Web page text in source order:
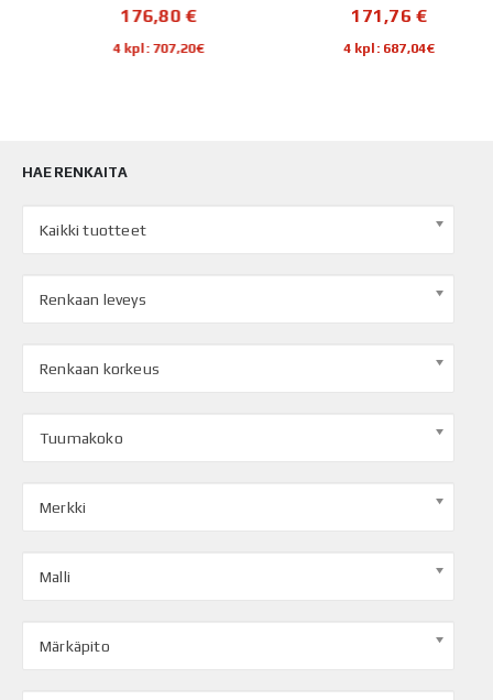
176,80€
4 kpl: 707,20€
171,76€
4 kpl: 687,04€
HAE RENKAITA
Kaikki tuotteet
Renkaan leveys
Renkaan korkeus
Tuumakoko
Merkki
Malli
Märkäpito